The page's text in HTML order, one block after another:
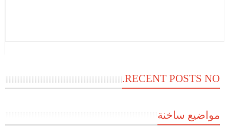
RECENT POSTS NO.
مواضيع ساخنة